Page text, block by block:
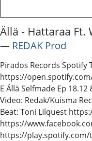
Ällä - Hattaraa Ft.
― REDAK Prod
Pirados Records Spotify
https://
E Ällä Selfmade Ep
Video: Redak/Kuisma
Beat: Toni Lilquest
https://
https://play.spotify.com/